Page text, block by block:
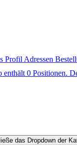
Profil Adressen
enthält 0 Positionen.
das Dropdown der